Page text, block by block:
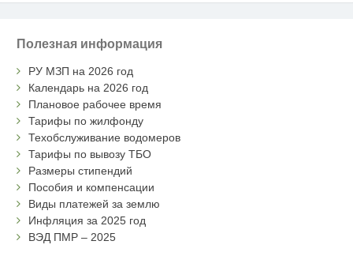
Полезная информация
РУ МЗП на 2026 год
Календарь на 2026 год
Плановое рабочее время
Тарифы по жилфонду
Техобслуживание водомеров
Тарифы по вывозу ТБО
Размеры стипендий
Пособия и компенсации
Виды платежей за землю
Инфляция за 2025 год
ВЭД ПМР – 2025